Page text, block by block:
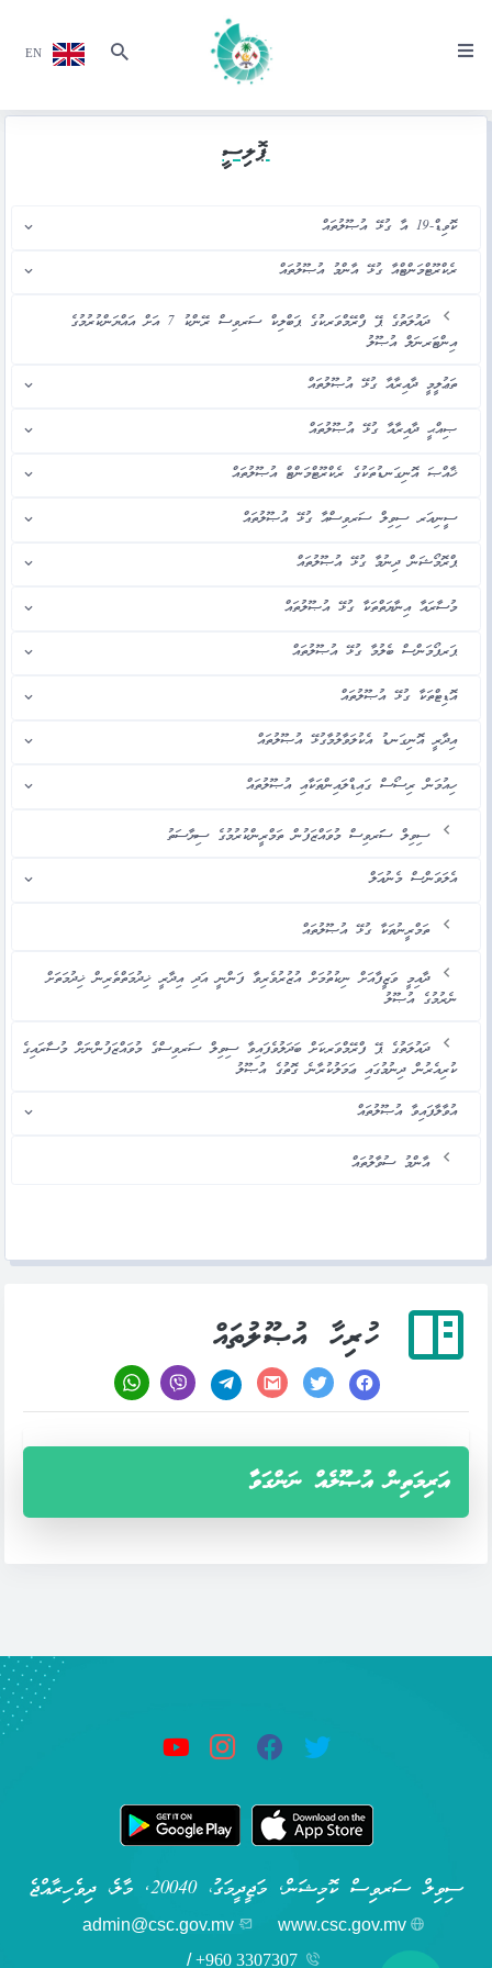
EN
ޕޮލިސީ
ކޮވިޑް-19 އާ ގުޅޭ އުޞޫލުތައް
ރެކްރޫޓްމަންޓްއާ ގުޅޭ އާންމު އުޞޫލުތައް
ދައުލަތުގެ ޕޭ ފްރޭމްވަރކުގެ ޕަބްލިކް ސަރވިސް ރޭންކު 7 އަށް އައްޔަންކުރުމުގެ
އިންޓަރނަލް އުޞޫލު
ތަޢުލީމީ ދާއިރާއާ ގުޅޭ އުޞޫލުތައް
ޞިއްޙީ ދާއިރާއާ ގުޅޭ އުޞޫލުތައް
ޚާއްޞަ އޮނިގަނޑުތަކުގެ ރެކްރޫޓްމަންޓް އުޞޫލުތައް
ސީނިއަރ ސިވިލް ސަރވިސްއާ ގުޅޭ އުޞޫލުތައް
ޕްރޮމޯޝަން ދިނުމާ ގުޅޭ އުޞޫލުތައް
މުސާރައާ އިނާޔަތްތަކާ ގުޅޭ އުޞޫލުތައް
ޕަރފޯމަންސް ބެލުމާ ގުޅޭ އުޞޫލުތައް
އޮޑިޓްތަކާ ގުޅޭ އުޞޫލުތައް
އިދާރީ އޮނިގަނޑު އެކުލަވާލުމާގުޅޭ އުޞޫލުތައް
ހިއުމަން ރިސޯސް ގައިޑްލައިންތަކާއި އުޞޫލުތައް
ސިވިލް ސަަރވިސް މުވައްޒަފުން ތަމްރީންކުރުމުގެ ސިޔާސަތު
އެލަވަންސް މެނުއަލް
ތަމްރީނުތަކާ ގުޅޭ އުޞޫލުތައް
ދާއިމީ ވަޒީފާއަށް ނިކުތުމަށް އުޒުރުވެރިވާ ފަންނީ އަދި އިދާރީ ޚިދުމަތްތެރިން ޚިދުމަތަށް
ނެރުމުގެ އުޞޫލު
ދައުލަތުގެ ޕޭ ފްރޭމްވަރކަށް ބަދަލުވެފައިވާ ސިވިލް ސަރވިސްގެ މުވައްޒަފުންނަށް މުސާރައިގެ
ކުރިއެރުން ދިނުމުގައި ޢަމަލުކުރާނެ ގޮތުގެ އުޞޫލު
އުވާލާފައިވާ އުޞޫލުތައް
އާންމު ސުވާލުތައް
ހުރިހާ އުޞޫލުތައް
އަރިމަތިން އުޞޫލެއް ނަންގަވާ
ސިވިލް ސަރވިސް ކޮމިޝަން, މަޖީދީމަގު، 20040, މާލެ، ދިވެހިރާއްޖެ
www.csc.gov.mv
admin@csc.gov.mv
+960 3307307
/